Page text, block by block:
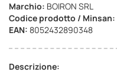
Marchio: BOIRON SRL
Codice prodotto / Minsan:
EAN: 8052432890348
Descrizione: